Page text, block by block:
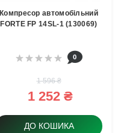
Компресор автомобільний
FORTE FP 14SL-1 (130069)
0
1 596 ₴
1 252 ₴
ДО КОШИКА